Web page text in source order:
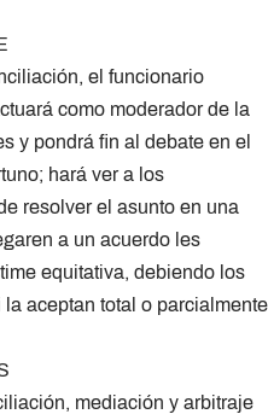
el funcionario
como moderador de la
y pondrá fin al debate en el
hará ver a los
resolver el asunto en una
a un acuerdo les
equitativa, debiendo los
aceptan total o parcialmente
mediación y arbitraje